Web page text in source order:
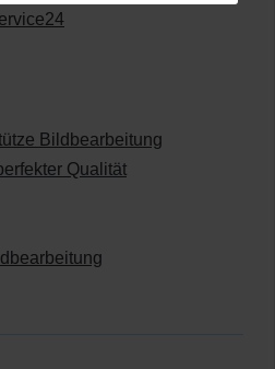
Bildbearbeitung
Qualität